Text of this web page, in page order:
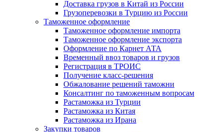
Доставка грузов в Китай из России
Грузоперевозки в Турцию из России
Таможенное оформление
Таможенное оформление импорта
Таможенное оформление экспорта
Оформление по Карнет АТА
Временный ввоз товаров и грузов
Регистрация в ТРОИС
Получение класс-решения
Обжалование решений таможни
Консалтинг по таможенным вопросам
Растаможка из Турции
Растаможка из Китая
Растаможка из Ирана
Закупки товаров